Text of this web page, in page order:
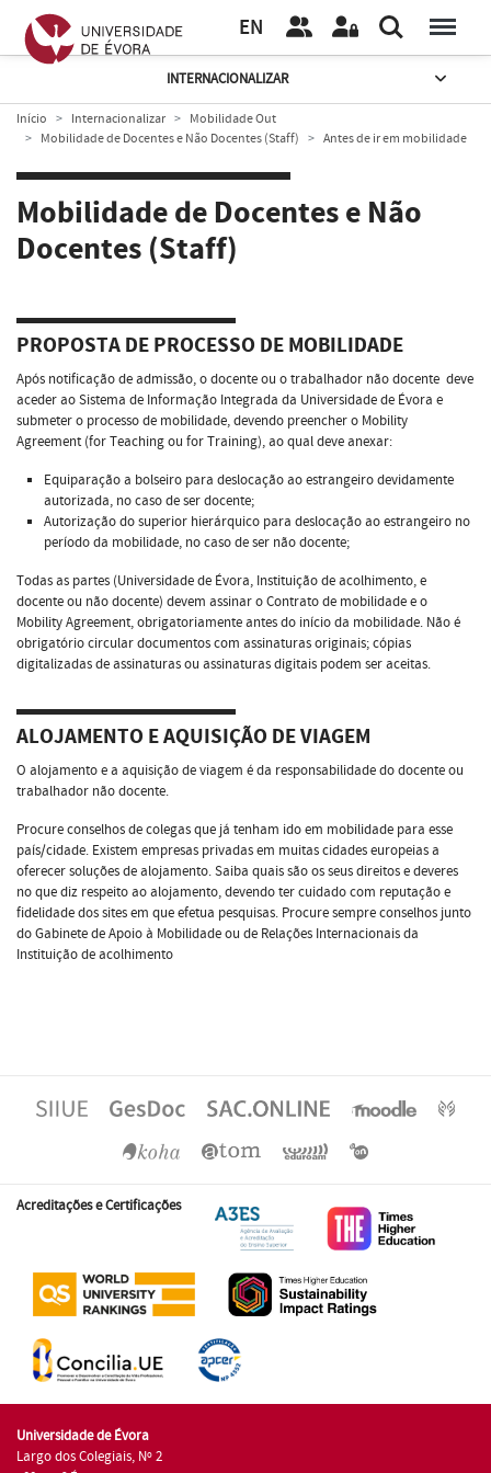
EN
INTERNACIONALIZAR
Início Internacionalizar
Mobilidade Out
Mobilidade de Docentes e Não Docentes (Staff)
Antes de ir em mobilidade
Mobilidade de Docentes e Não
Docentes (Staff)
PROPOSTA DE PROCESSO DE MOBILIDADE
Após notificação de admissão, o docente ou o trabalhador não docente deve
aceder ao Sistema de Informação Integrada da Universidade de Évora e
submeter o processo de mobilidade, devendo preencher o Mobility
Agreement (for Teaching ou for Training), ao qual deve anexar:
Equiparação a bolseiro para deslocação ao estrangeiro devidamente
autorizada, no caso de ser docente;
Autorização do superior hierárquico para deslocação ao estrangeiro no
período da mobilidade, no caso de ser não docente;
Todas as partes (Universidade de Évora, Instituição de acolhimento, e
docente ou não docente) devem assinar o Contrato de mobilidade e o
Mobility Agreement, obrigatoriamente antes do início da mobilidade. Não é
obrigatório circular documentos com assinaturas originais; cópias
digitalizadas de assinaturas ou assinaturas digitais podem ser aceitas.
ALOJAMENTO E AQUISIÇÃO DE VIAGEM
O alojamento e a aquisição de viagem é da responsabilidade do docente ou
trabalhador não docente.
Procure conselhos de colegas que já tenham ido em mobilidade para esse
país/cidade. Existem empresas privadas em muitas cidades europeias a
oferecer soluções de alojamento. Saiba quais são os seus direitos e deveres
no que diz respeito ao alojamento, devendo ter cuidado com reputação e
fidelidade dos sites em que efetua pesquisas. Procure sempre conselhos junto
do Gabinete de Apoio à Mobilidade ou de Relações Internacionais da
Instituição de acolhimento
Acreditações e Certificações
Universidade de Évora
Largo dos Colegiais, Nº 2